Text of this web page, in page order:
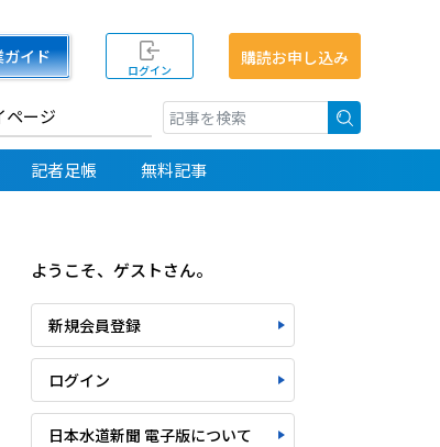
イド
ログイン
購読お申し込み
ページ
記者足帳 無料記事
イクリップに追加
ようこそ、ゲストさん。
新規会員登録
ログイン
日本水道新聞 電子版について